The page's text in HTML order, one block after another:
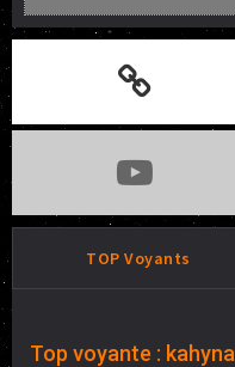
TOP Voyants
Top voyante : kahyna